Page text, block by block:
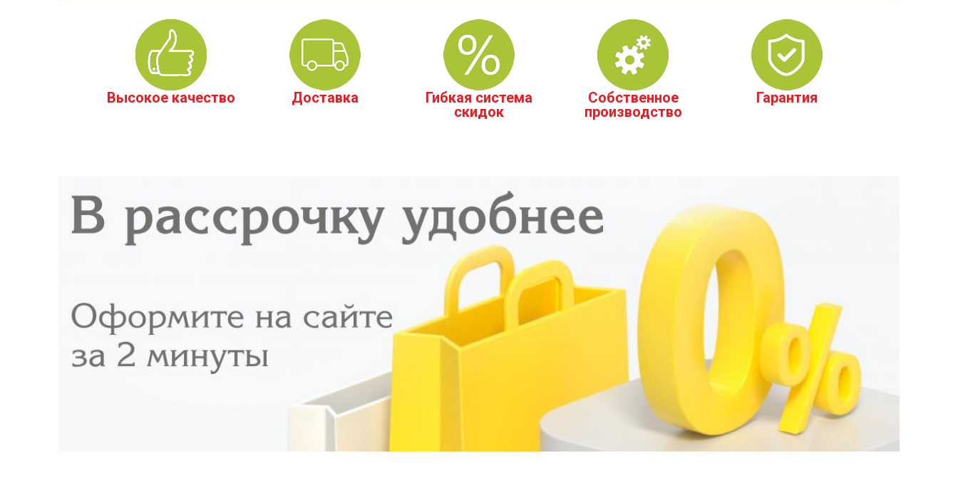
Высокое качество Доставка
Гибкая система
скидок
Собственное
производство
Гарантия